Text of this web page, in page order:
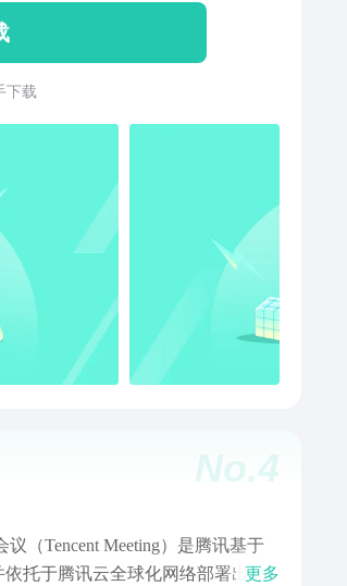
间的上下级关联性，自动生成目
及承担情况 2、四象限看板：分维
进展情况，以及本周、本月的重
支撑上级目标，设置目标关联，可
组织中的定位及重要程度 4、信心
50%，最能说明指标具有合理的
理：当目标不是公开的，会根据人员
/直接上级，分别具备不同的查看及
进度通知提醒、外部协作者、工
程碑：根据阶段划
，根据进度自动识别风险状态，
：根据任务及状态自动生成甘特图，
键生成同类型项目及分工协作 6、
假报销等业务类审批 7、项目进度
参与项目协作 9、统计报表：自动
员分工情况及进展状态，一键导
下载
No.4
（Tencent Meeting）是腾讯基于
托于腾讯云全球化网络部署出品
更多